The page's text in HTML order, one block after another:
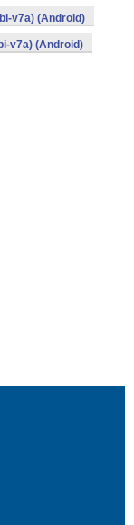
v7a) (Android)
v7a) (Android)